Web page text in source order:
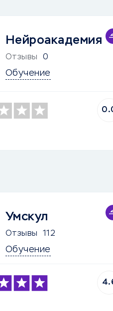
Нейроакадемия
Отзывы 0
Обучение
Умскул
Отзывы 112
Обучение